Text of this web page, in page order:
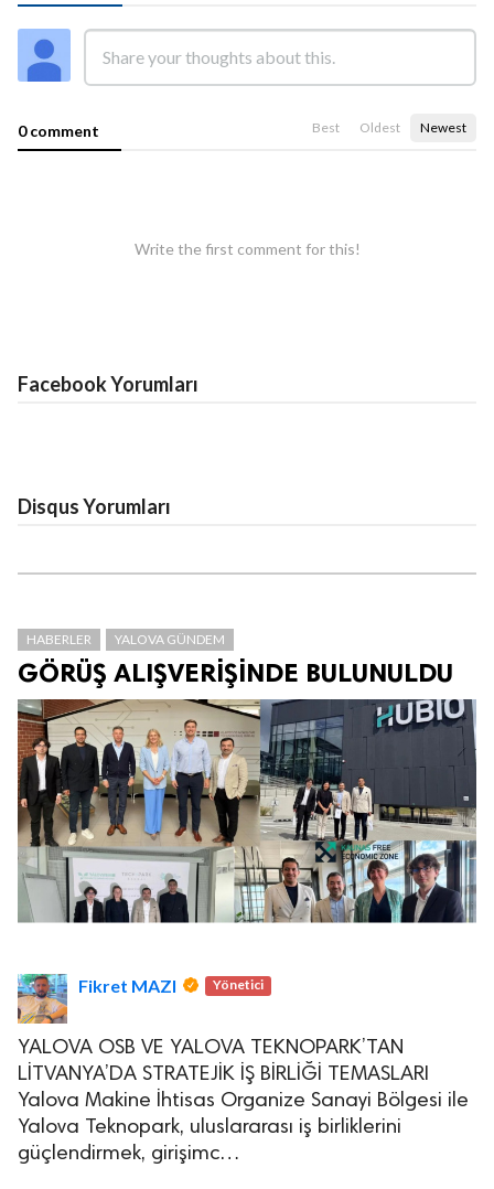
0 comment Best Oldest Newest
Write the first comment for this!
Facebook Yorumları
Disqus Yorumları
HABERLER YALOVA GÜNDEM
GÖRÜŞ ALIŞVERİŞİNDE BULUNULDU
Fikret MAZI Yönetici
YALOVA OSB VE YALOVA TEKNOPARK’TAN
LİTVANYA’DA STRATEJİK İŞ BİRLİĞİ TEMASLARI
Yalova Makine İhtisas Organize Sanayi Bölgesi ile
Yalova Teknopark, uluslararası iş birliklerini
güçlendirmek, girişimc…